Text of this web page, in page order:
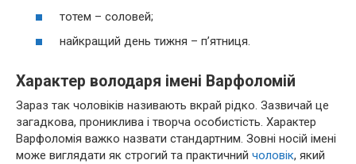
тотем – соловей;
найкращий день тижня – п’ятниця.
Характер володаря імені Варфоломій
Зараз так чоловіків називають вкрай рідко. Зазвичай це
загадкова, прониклива і творча особистість. Характер
Варфоломія важко назвати стандартним. Зовні носій імені
може виглядати як строгий та практичний чоловік, який